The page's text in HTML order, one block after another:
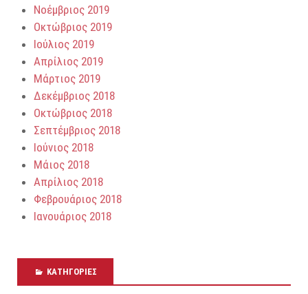
Νοέμβριος 2019
Οκτώβριος 2019
Ιούλιος 2019
Απρίλιος 2019
Μάρτιος 2019
Δεκέμβριος 2018
Οκτώβριος 2018
Σεπτέμβριος 2018
Ιούνιος 2018
Μάιος 2018
Απρίλιος 2018
Φεβρουάριος 2018
Ιανουάριος 2018
KΑΤΗΓΟΡΊΕΣ